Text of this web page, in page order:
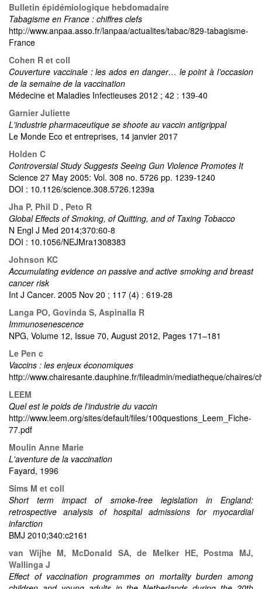
Bulletin épidémiologique hebdomadaire
Tabagisme en France : chiffres clefs
http://www.anpaa.asso.fr/lanpaa/actualites/tabac/829-tabagisme-
France
Cohen R et coll
Couverture vaccinale : les ados en danger… le point à l’occasion
de la semaine de la vaccination
Médecine et Maladies Infectieuses 2012 ; 42 : 139-40
Garnier Juliette
L'industrie pharmaceutique se shoote au vaccin antigrippal
Le Monde Eco et entreprises, 14 janvier 2017
Holden C
Controversial Study Suggests Seeing Gun Violence Promotes It
Science 27 May 2005: Vol. 308 no. 5726 pp. 1239-1240
DOI : 10.1126/science.308.5726.1239a
Jha P, Phil D , Peto R
Global Effects of Smoking, of Quitting, and of Taxing Tobacco
N Engl J Med 2014;370:60-8
DOI : 10.1056/NEJMra1308383
Johnson KC
Accumulating evidence on passive and active smoking and breast
cancer risk
Int J Cancer. 2005 Nov 20 ; 117 (4) : 619-28
Langa PO, Govinda S, Aspinalla R
Immunosenescence
NPG, Volume 12, Issue 70, August 2012, Pages 171–181
Le Pen c
Vaccins : les enjeux économiques
http://www.chairesante.dauphine.fr/fileadmin/mediatheque/chaires/
LEEM
Quel est le poids de l'industrie du vaccin
http://www.leem.org/sites/default/files/100questions_Leem_Fiche-
77.pdf
Moulin Anne Marie
L'aventure de la vaccination
Fayard, 1996
Sims M et coll
Short term impact of smoke-free legislation in England:
retrospective analysis of hospital admissions for myocardial
infarction
BMJ 2010;340:c2161
van Wijhe M, McDonald SA, de Melker HE, Postma MJ,
Wallinga J
Effect of vaccination programmes on mortality burden among